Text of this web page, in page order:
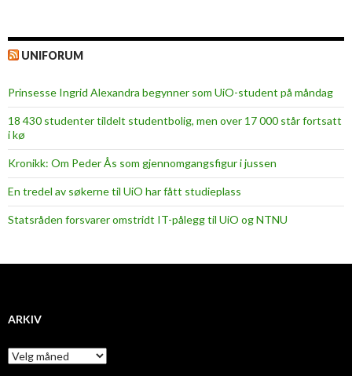
UNIFORUM
Prinsesse Ingrid Alexandra begynner som UiO-student på måndag
18 430 studenter tildelt studentbolig, men over 17 000 står fortsatt
i kø
Kronikk: Om Peder Ås som gjennomgangsfigur i jussen
En tredel av søkerne til UiO har fått studieplass
Statsråden forsvarer omstridt IT-pålegg til UiO og NTNU
ARKIV
A
r